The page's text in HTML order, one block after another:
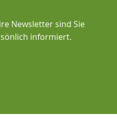
Newsletter sind Sie
informiert.